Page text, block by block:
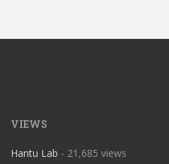
VIEWS
Hantu Lab - 21,685 views